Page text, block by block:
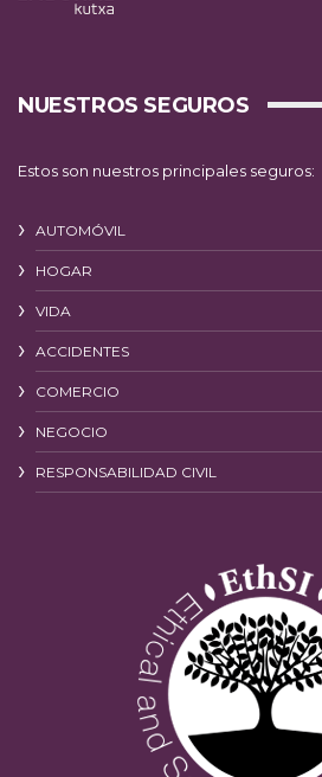
NUESTROS SEGUROS
Estos son nuestros principales seguros:
AUTOMÓVIL
HOGAR
VIDA
ACCIDENTES
COMERCIO
NEGOCIO
RESPONSABILIDAD CIVIL